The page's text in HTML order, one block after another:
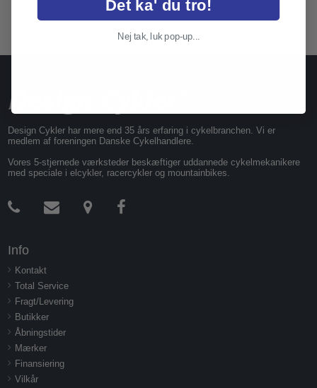
Design Cykler har mere end 35 års erfaring i cykelbranchen. Vi er
medlem af foreningen Danske Cykelhandlere.
Vores 5-stjernede værksteder beskæftiger uddannede cykelmekanikere
med speciale i elcykler, racercykler og mountainbikes.
Info
Kontakt
Total Service
Fragt/Levering
Butikker
Åbningstider
Mærker
Finansiering
Vilkår
Det ka' du tro!
Nej tak, luk pop-up...